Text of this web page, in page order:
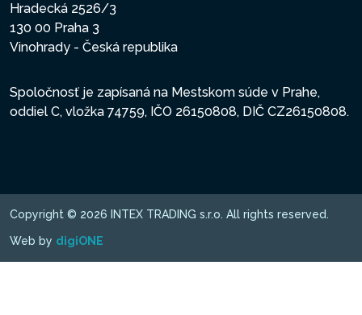
Hradecká 2526/3
130 00 Praha 3
Vinohrady - Česká republika
Spoločnosť je zapísaná na Mestskom súde v Prahe,
oddiel C, vložka 74759, IČO 26150808, DIČ CZ26150808.
Copyright © 2026 INTEX TRADING s.r.o. All rights reserved.
Web by digiONE